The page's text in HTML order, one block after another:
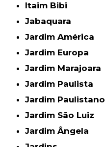
Itaim Bibi
Jabaquara
Jardim América
Jardim Europa
Jardim Marajoara
Jardim Paulista
Jardim Paulistano
Jardim São Luiz
Jardim Ângela